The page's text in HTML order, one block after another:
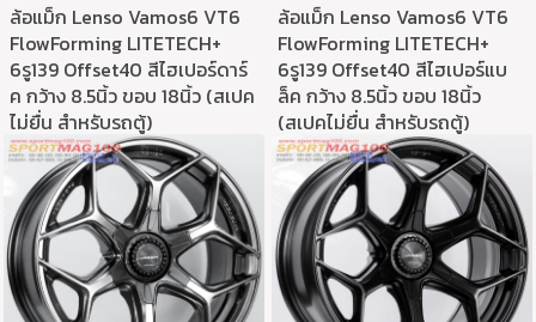
ล้อแม็ก Lenso Vamos6 VT6
FlowForming LITETECH+
6รู139 Offset40 สีไฮเปอร์ดาร์
ค กว้าง 8.5นิ้ว ขอบ 18นิ้ว (สเปค
ไม่ยื่น สำหรับรถตู้)
ล้อแม็ก Lenso Vamos6 VT6
FlowForming LITETECH+
6รู139 Offset40 สีไฮเปอร์แบ
ล็ค กว้าง 8.5นิ้ว ขอบ 18นิ้ว
(สเปคไม่ยื่น สำหรับรถตู้)